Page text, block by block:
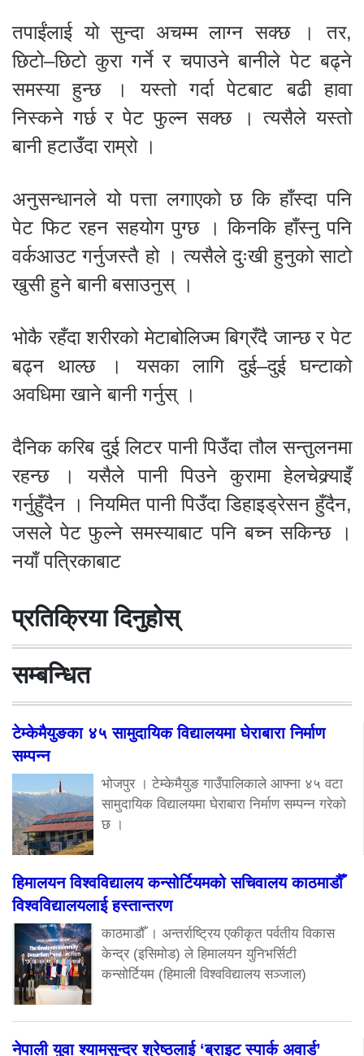
तपाईंलाई यो सुन्दा अचम्म लाग्न सक्छ । तर,
छिटो–छिटो कुरा गर्ने र चपाउने बानीले पेट बढ्ने
समस्या हुन्छ । यस्तो गर्दा पेटबाट बढी हावा
निस्कने गर्छ र पेट फुल्न सक्छ । त्यसैले यस्तो
बानी हटाउँदा राम्रो ।
अनुसन्धानले यो पत्ता लगाएको छ कि हाँस्दा पनि
पेट फिट रहन सहयोग पुग्छ । किनकि हाँस्नु पनि
वर्कआउट गर्नुजस्तै हो । त्यसैले दुःखी हुनुको साटो
खुसी हुने बानी बसाउनुस् ।
भोकै रहँदा शरीरको मेटाबोलिज्म बिग्रँदै जान्छ र पेट
बढ्न थाल्छ । यसका लागि दुई–दुई घन्टाको
अवधिमा खाने बानी गर्नुस् ।
दैनिक करिब दुई लिटर पानी पिउँदा तौल सन्तुलनमा
रहन्छ । यसैले पानी पिउने कुरामा हेलचेक्र्याइँ
गर्नुहुँदैन । नियमित पानी पिउँदा डिहाइड्रेसन हुँदैन,
जसले पेट फुल्ने समस्याबाट पनि बच्न सकिन्छ ।
नयाँ पत्रिकाबाट
प्रतिक्रिया दिनुहोस्
सम्बन्धित
टेम्केमैयुङका ४५ सामुदायिक विद्यालयमा घेराबारा निर्माण
सम्पन्न
भोजपुर । टेम्केमैयुङ गाउँपालिकाले आफ्ना ४५ वटा
सामुदायिक विद्यालयमा घेराबारा निर्माण सम्पन्न गरेको
छ ।
हिमालयन विश्वविद्यालय कन्सोर्टियमको सचिवालय काठमाडौँ
विश्वविद्यालयलाई हस्तान्तरण
काठमाडौँ । अन्तर्राष्ट्रिय एकीकृत पर्वतीय विकास
केन्द्र (इसिमोड) ले हिमालयन युनिभर्सिटी
कन्सोर्टियम (हिमाली विश्वविद्यालय सञ्जाल)
नेपाली युवा श्यामसुन्दर श्रेष्ठलाई ‘ब्राइट स्पार्क अवार्ड’